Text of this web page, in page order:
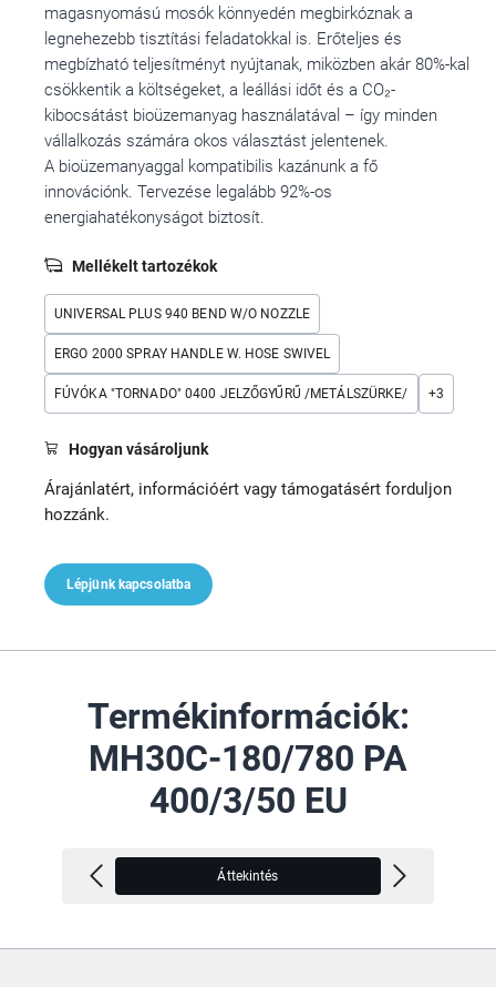
magasnyomású mosók könnyedén megbirkóznak a
legnehezebb tisztítási feladatokkal is. Erőteljes és
megbízható teljesítményt nyújtanak, miközben akár 80%-kal
csökkentik a költségeket, a leállási időt és a CO₂-
kibocsátást bioüzemanyag használatával – így minden
vállalkozás számára okos választást jelentenek.
A bioüzemanyaggal kompatibilis kazánunk a fő
innovációnk. Tervezése legalább 92%-os
energiahatékonyságot biztosít.
Mellékelt tartozékok
UNIVERSAL PLUS 940 BEND W/O NOZZLE
ERGO 2000 SPRAY HANDLE W. HOSE SWIVEL
FÚVÓKA "TORNADO" 0400 JELZŐGYŰRŰ /METÁLSZÜRKE/ +3
Hogyan vásároljunk
Árajánlatért, információért vagy támogatásért forduljon
hozzánk.
Lépjünk kapcsolatba
Termékinformációk:
MH30C-180/780 PA
400/3/50 EU
Áttekintés